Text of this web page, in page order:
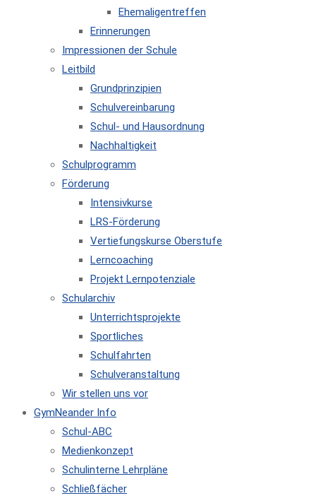
Ehemaligentreffen
Erinnerungen
Impressionen der Schule
Leitbild
Grundprinzipien
Schulvereinbarung
Schul- und Hausordnung
Nachhaltigkeit
Schulprogramm
Förderung
Intensivkurse
LRS-Förderung
Vertiefungskurse Oberstufe
Lerncoaching
Projekt Lernpotenziale
Schularchiv
Unterrichtsprojekte
Sportliches
Schulfahrten
Schulveranstaltung
Wir stellen uns vor
GymNeander Info
Schul-ABC
Medienkonzept
Schulinterne Lehrpläne
Schließfächer